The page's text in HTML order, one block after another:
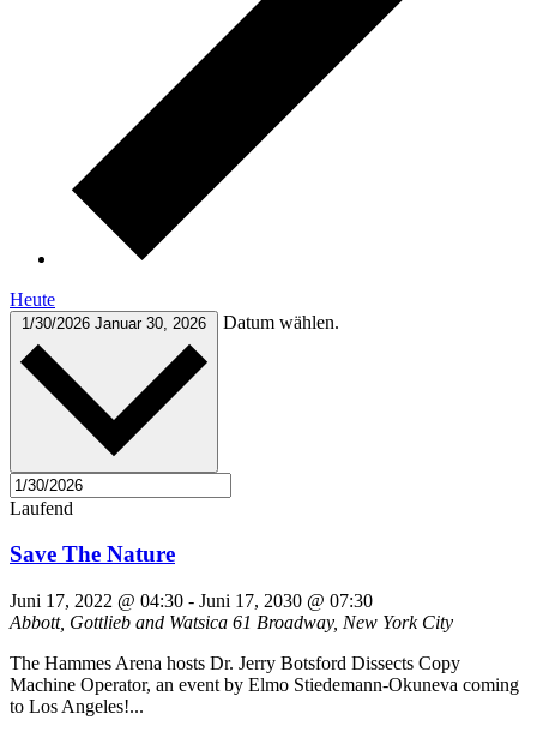
Heute
1/30/2026 Januar 30, 2026 Datum wählen.
Laufend
Save The Nature
Juni 17, 2022 @ 04:30 - Juni 17, 2030 @ 07:30
Abbott, Gottlieb and Watsica 61 Broadway, New York City
The Hammes Arena hosts Dr. Jerry Botsford Dissects Copy
Machine Operator, an event by Elmo Stiedemann-Okuneva coming
to Los Angeles!...